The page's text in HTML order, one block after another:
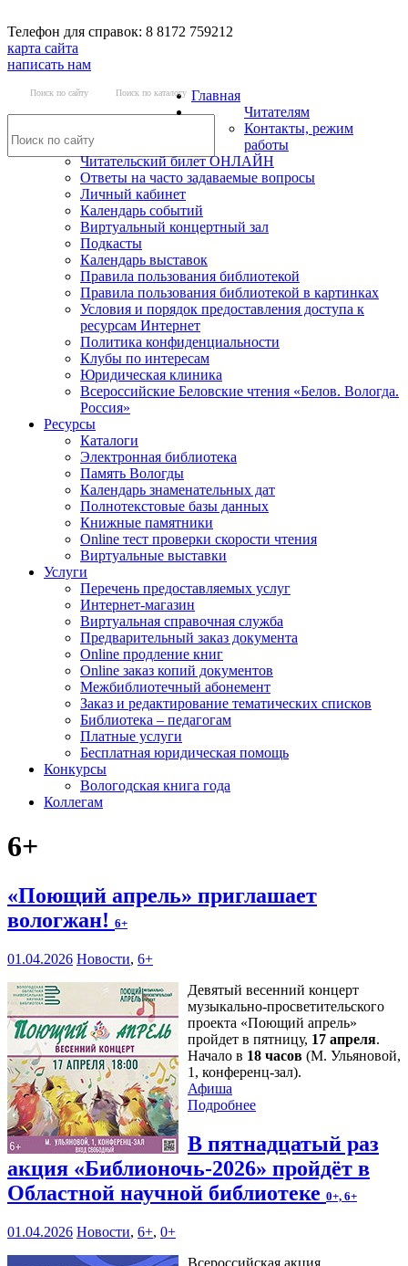
Телефон для справок: 8 8172 759212
карта сайта
написать нам
Поиск по сайту Поиск по каталогу Главная
Читателям
Контакты, режим
работы
Читательский билет ОНЛАЙН
Ответы на часто задаваемые вопросы
Личный кабинет
Календарь событий
Виртуальный концертный зал
Подкасты
Календарь выставок
Правила пользования библиотекой
Правила пользования библиотекой в картинках
Условия и порядок предоставления доступа к
ресурсам Интернет
Политика конфиденциальности
Клубы по интересам
Юридическая клиника
Всероссийские Беловские чтения «Белов. Вологда.
Россия»
Ресурсы
Каталоги
Электронная библиотека
Память Вологды
Календарь знаменательных дат
Полнотекстовые базы данных
Книжные памятники
Online тест проверки скорости чтения
Виртуальные выставки
Услуги
Перечень предоставляемых услуг
Интернет-магазин
Виртуальная справочная служба
Предварительный заказ документа
Online продление книг
Online заказ копий документов
Межбиблиотечный абонемент
Заказ и редактирование тематических списков
Библиотека – педагогам
Платные услуги
Бесплатная юридическая помощь
Конкурсы
Вологодская книга года
Коллегам
6+
«Поющий апрель» приглашает
вологжан! 6+
01.04.2026 Новости, 6+
Девятый весенний концерт
музыкально-просветительского
проекта «Поющий апрель»
пройдет в пятницу, 17 апреля.
Начало в 18 часов (М. Ульяновой,
1, конференц-зал).
Афиша
Подробнее
В пятнадцатый раз
акция «Библионочь-2026» пройдёт в
Областной научной библиотеке 0+, 6+
01.04.2026 Новости, 6+, 0+
Всероссийская акция